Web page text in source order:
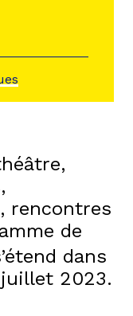
rencontres
de
dans
2023.